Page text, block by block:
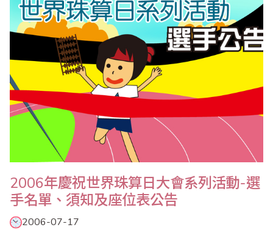
2006年慶祝世界珠算日大會系列活動-選
手名單、須知及座位表公告
2006-07-17